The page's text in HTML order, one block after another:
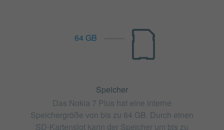
64 GB
Speicher
Das Nokia 7 Plus hat eine interne
Speichergröße von bis zu 64 GB. Durch einen
SD-Kartenslot kann der Speicher um bis zu